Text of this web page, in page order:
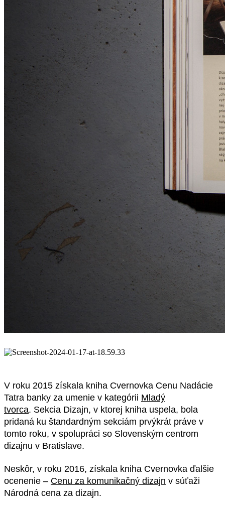
V roku 2015 získala kniha Cvernovka Cenu Nadácie
Tatra banky za umenie v kategórii Mladý
tvorca. Sekcia Dizajn, v ktorej kniha uspela, bola
pridaná ku štandardným sekciám prvýkrát práve v
tomto roku, v spolupráci so Slovenským centrom
dizajnu v Bratislave.
Neskôr, v roku 2016, získala kniha Cvernovka ďalšie
ocenenie – Cenu za komunikačný dizajn v súťaži
Národná cena za dizajn.